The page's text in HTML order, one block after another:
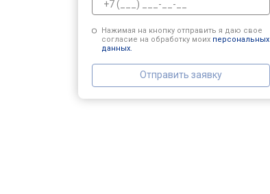
Нажимая на кнопку отправить я даю свое
согласие на обработку моих персональных
данных.
Отправить заявку